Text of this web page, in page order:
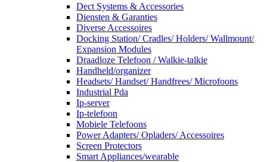
Dect Systems & Accessories
Diensten & Garanties
Diverse Accessoires
Docking Station/ Cradles/ Holders/ Wallmount/
Expansion Modules
Draadloze Telefoon / Walkie-talkie
Handheld/organizer
Headsets/ Handset/ Handfrees/ Microfoons
Industrial Pda
Ip-server
Ip-telefoon
Mobiele Telefoons
Power Adapters/ Opladers/ Accessoires
Screen Protectors
Smart Appliances/wearable